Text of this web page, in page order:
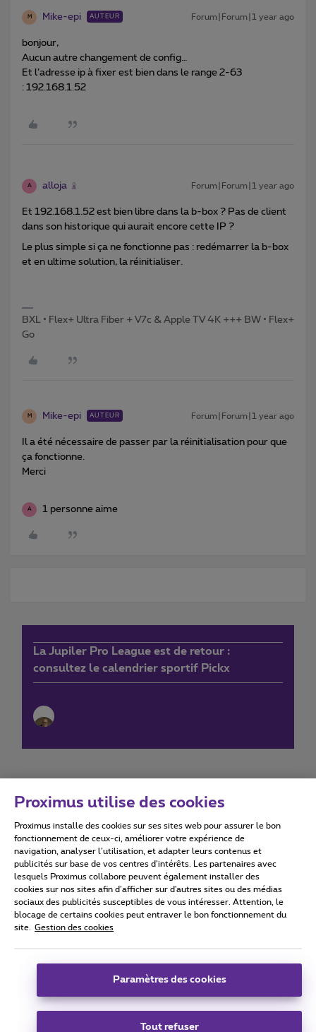
M Mike-epi AUTEUR Forum|Forum|1 year ago
bonjour,
Aucun autre changement de config…
Et l’adresse ip à fixer est bien dans le range 2-63
: 192.168.1.52
A alloja Forum|Forum|1 year ago
Et 192.168.1.52 est bien libre dans la b-box ? Pas de client
dans son historique qui aurait encore cette IP ?
Le plus simple si ça ne fonctionne pas : redémarrer la b-box
et en ultime solution, la réinitialiser.
BXL • Flex+ Ultra Fiber + V7c & Apple TV 4K +++ BW • Flex+
Go
M Mike-epi AUTEUR Forum|Forum|1 year ago
Il a été nécessaire de passer par la réinitialisation pour que
ça fonctionne.
Merci
A 1 personne aime
La Jupiler Pro League est de retour :
consultez le calendrier sportif Pickx
Conditions d'utilisation Accessibility statement
Tous droits réservés. © 2026
Conditions générales, info consommateur
Coordonnées de l’entreprise
Boulevard du Roi Albert II 27 - B-1030 Bruxelles.
Proximus utilise des cookies
Proximus installe des cookies sur ses sites web pour assurer le bon
fonctionnement de ceux-ci, améliorer votre expérience de
navigation, analyser l’utilisation, et adapter leurs contenus et
publicités sur base de vos centres d’intérêts. Les partenaires avec
lesquels Proximus collabore peuvent également installer des
cookies sur nos sites afin d’afficher sur d'autres sites ou des médias
sociaux des publicités susceptibles de vous intéresser. Attention, le
blocage de certains cookies peut entraver le bon fonctionnement du
site.
Gestion des cookies
Paramètres des cookies
Tout refuser